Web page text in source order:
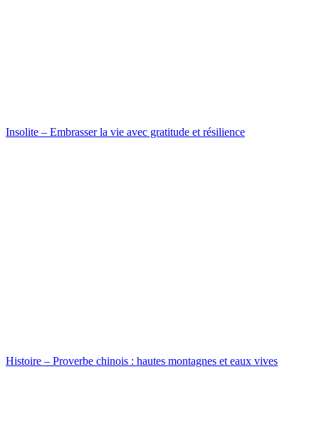
Insolite – Embrasser la vie avec gratitude et résilience
Histoire – Proverbe chinois : hautes montagnes et eaux vives